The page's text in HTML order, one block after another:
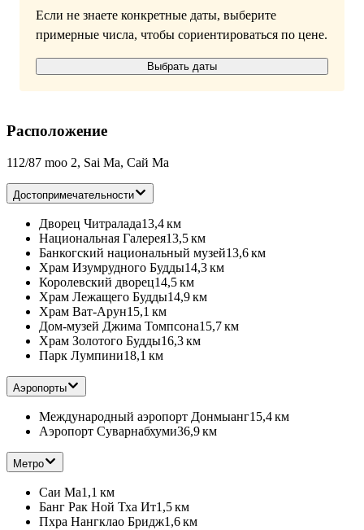
Если не знаете конкретные даты, выберите
примерные числа, чтобы сориентироваться по цене.
Выбрать даты
Расположение
112/87 moo 2, Sai Ma, Сай Ма
Достопримечательности
Дворец Читралада13,4 км
Национальная Галерея13,5 км
Банкогский национальный музей13,6 км
Храм Изумрудного Будды14,3 км
Королевский дворец14,5 км
Храм Лежащего Будды14,9 км
Храм Ват-Арун15,1 км
Дом-музей Джима Томпсона15,7 км
Храм Золотого Будды16,3 км
Парк Лумпини18,1 км
Аэропорты
Международный аэропорт Донмыанг15,4 км
Аэропорт Суварнабхуми36,9 км
Метро
Саи Ма1,1 км
Банг Рак Ной Тха Ит1,5 км
Пхра Нангклао Бридж1,6 км